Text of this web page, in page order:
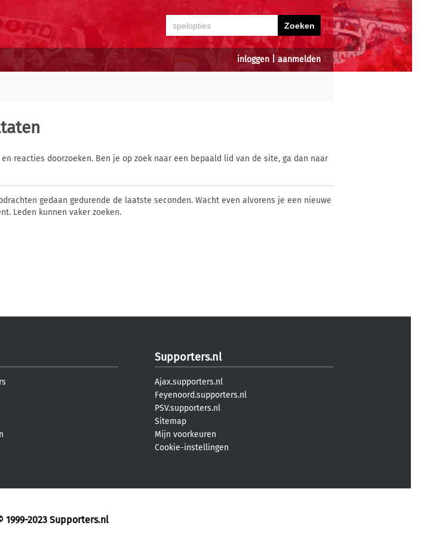
inloggen aanmelden
reacties doorzoeken. Ben je op zoek naar een bepaald lid van de site, ga dan naar
gedaan gedurende de laatste seconden. Wacht even alvorens je een nieuwe
Leden kunnen vaker zoeken.
Supporters.nl
Ajax.supporters.nl
Feyenoord.supporters.nl
PSV.supporters.nl
Sitemap
Mijn voorkeuren
Cookie-instellingen
2023 Supporters.nl